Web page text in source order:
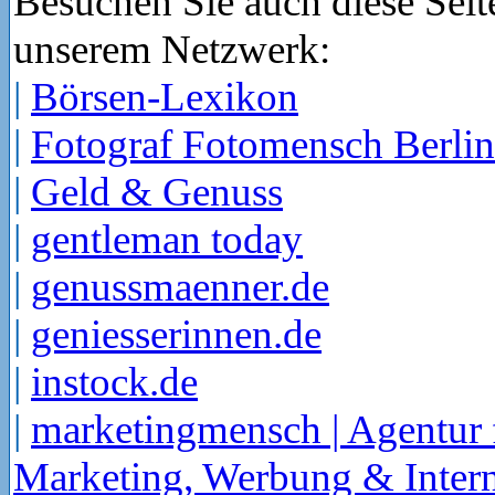
unserem Netzwerk:
| Börsen-Lexikon
| Fotograf Fotomensch Berlin
| Geld & Genuss
| gentleman today
| genussmaenner.de
| geniesserinnen.de
| instock.de
| marketingmensch | Agentur
Marketing, Werbung &